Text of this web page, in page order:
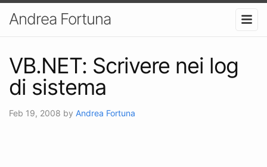
Andrea Fortuna
VB.NET: Scrivere nei log
di sistema
Feb 19, 2008 by Andrea Fortuna